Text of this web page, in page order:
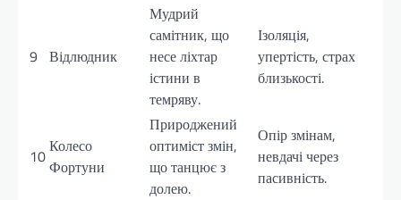
9 Відлюдник
Мудрий
самітник, що
несе ліхтар
істини в
темряву.
Ізоляція,
упертість, страх
близькості.
10Колесо
Фортуни
Природжений
оптиміст змін,
що танцює з
долею.
Опір змінам,
невдачі через
пасивність.